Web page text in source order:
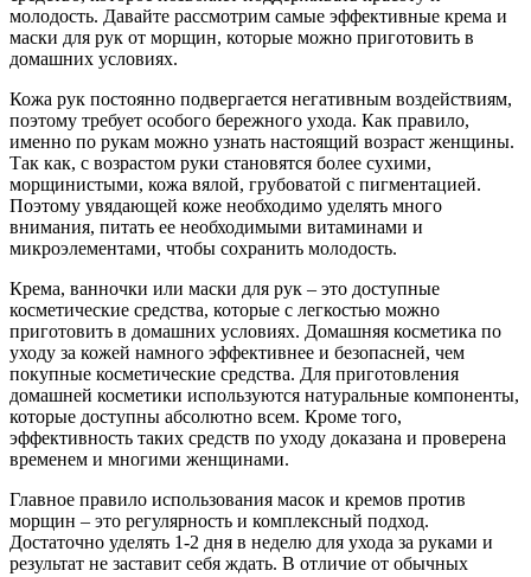
молодость. Давайте рассмотрим самые эффективные крема и
маски для рук от морщин, которые можно приготовить в
домашних условиях.
Кожа рук постоянно подвергается негативным воздействиям,
поэтому требует особого бережного ухода. Как правило,
именно по рукам можно узнать настоящий возраст женщины.
Так как, с возрастом руки становятся более сухими,
морщинистыми, кожа вялой, грубоватой с пигментацией.
Поэтому увядающей коже необходимо уделять много
внимания, питать ее необходимыми витаминами и
микроэлементами, чтобы сохранить молодость.
Крема, ванночки или маски для рук – это доступные
косметические средства, которые с легкостью можно
приготовить в домашних условиях. Домашняя косметика по
уходу за кожей намного эффективнее и безопасней, чем
покупные косметические средства. Для приготовления
домашней косметики используются натуральные компоненты,
которые доступны абсолютно всем. Кроме того,
эффективность таких средств по уходу доказана и проверена
временем и многими женщинами.
Главное правило использования масок и кремов против
морщин – это регулярность и комплексный подход.
Достаточно уделять 1-2 дня в неделю для ухода за руками и
результат не заставит себя ждать. В отличие от обычных